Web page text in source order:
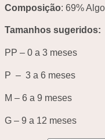
Composição: 69%
Tamanhos sugeridos:
PP – 0 a 3 meses
P – 3 a 6 meses
M – 6 a 9 meses
G – 9 a 12 meses